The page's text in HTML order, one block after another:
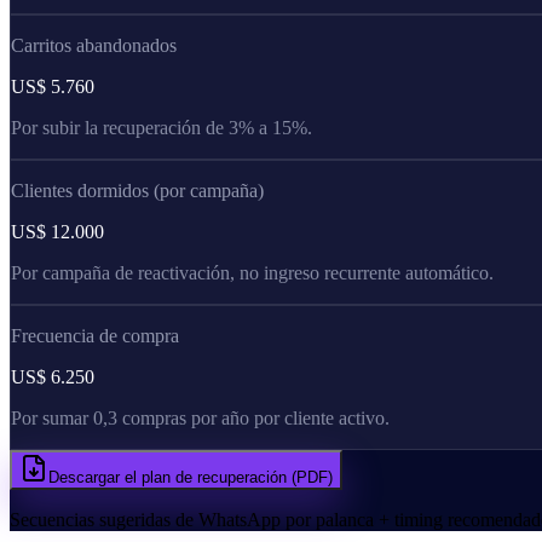
Carritos abandonados
US$ 5.760
Por subir la recuperación de 3% a 15%.
Clientes dormidos (por campaña)
US$ 12.000
Por campaña de reactivación, no ingreso recurrente automático.
Frecuencia de compra
US$ 6.250
Por sumar 0,3 compras por año por cliente activo.
Descargar el plan de recuperación (PDF)
Secuencias sugeridas de WhatsApp por palanca + timing